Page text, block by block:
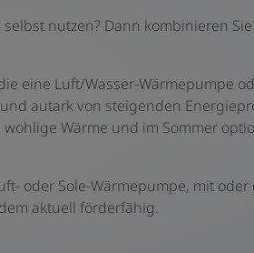
nutzen? Dann kombinieren
eine Luft/Wasser-Wärmepumpe
autark von steigenden
Wärme und im Sommer
oder Sole-Wärmepumpe, mit oder
aktuell förderfähig.